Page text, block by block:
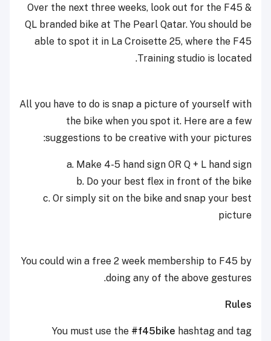
Over the next three weeks, look out for the F45 &
QL branded bike at The Pearl Qatar. You should be
able to spot it in La Croisette 25, where the F45
Training studio is located.
All you have to do is snap a picture of yourself with
the bike when you spot it. Here are a few
suggestions to be creative with your pictures:
a. Make 4-5 hand sign OR Q + L hand sign
b. Do your best flex in front of the bike
c. Or simply sit on the bike and snap your best
picture
You could win a free 2 week membership to F45 by
doing any of the above gestures.
Rules
You must use the #f45bike hashtag and tag